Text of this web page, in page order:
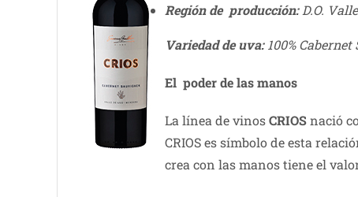
Región de producción:D.O.
Variedad de uva:100% Cabernet
El poder de las manos
La línea de vinosCRIOSnació
CRIOS es símbolo de esta
crea con las manos tiene el